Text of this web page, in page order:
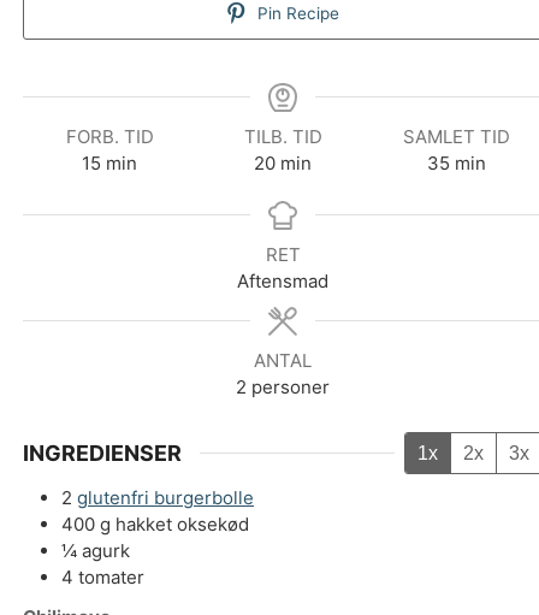
Pin Recipe
FORB. TID
15 minutter
min
TILB. TID
20minutter
min
SAMLET TID
35minutter
min
RET
Aftensmad
ANTAL
2 personer
INGREDIENSER 1x 2x 3x
2 glutenfri burgerbolle
400 g hakket oksekød
¼ agurk
4 tomater